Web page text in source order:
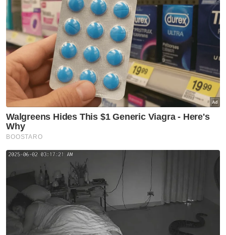
Perak
Tular ikan lumba-lumba mati
terdampar di Ban Pecah
Perak
Habuan RM6,000 menanti atlet
Perak raih emas SUKMA
Perak
Perak
Waris dua pelajar maut terima
TPSM RM5,500, hasrat
tunaikan badal haji ubati rindu
anak